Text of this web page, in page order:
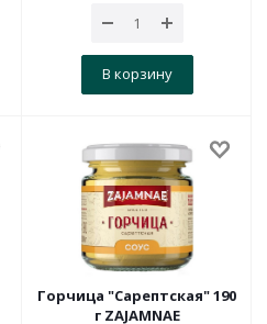
В корзину
Горчица "Сарептская" 190
г ZAJAMNAE